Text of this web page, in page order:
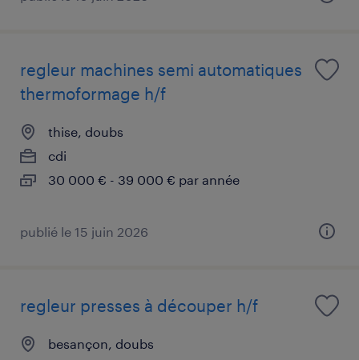
regleur machines semi automatiques
thermoformage h/f
thise, doubs
cdi
30 000 € - 39 000 € par année
publié le 15 juin 2026
regleur presses à découper h/f
besançon, doubs